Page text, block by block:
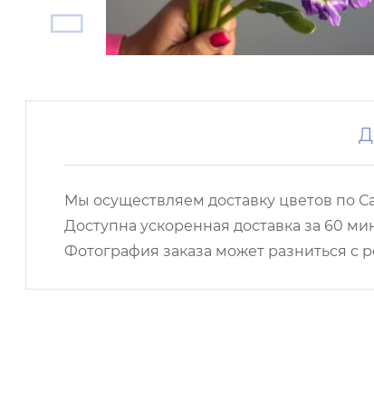
Мы осуществляем доставку цветов по
Доступна ускоренная доставка за 60
Фотография заказа может разниться с